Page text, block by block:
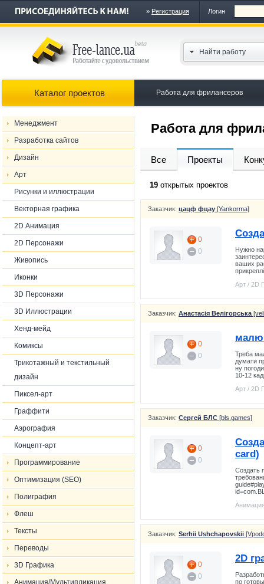
» Регистрация Логин
Найти работу
Каталог проектов Работа для фрилансеров
Менеджмент
Разработка сайтов
Дизайн
Арт
Рисунки и иллюстрации
Векторная графика
2D Анимация
2D Персонажи
Живопись
Иконки
3D Персонажи
3D Иллюстрации
Хенд-мейд
Комиксы
Трикотажный и текстильный
дизайн
Пиксел-арт
Граффити
Аэрография
Концепт-арт
Программирование
Оптимизация (SEO)
Полиграфия
Флеш
Тексты
Переводы
3D Графика
Анимация/Мультипликация
Работа для
Все Проекты
19 открытых проектов
Заказчик: цацф фцау [Yankorma]
0
0
Нужно
ваших
Арт / 2D
Заказчик: Анастасія Велігорська
0
0
Треба
думати
ну
10-12
Арт / 2D
Заказчик: Сергей БЛС [bls.games]
0
0
card)
Создать
Заказчик: Serhii Ushchapovskii
0
0
2D
по